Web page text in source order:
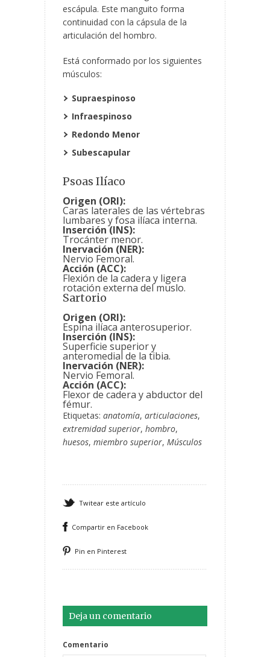
escápula. Este manguito forma
continuidad con la cápsula de la
articulación del hombro.
Está conformado por los siguientes
músculos:
Supraespinoso
Infraespinoso
Redondo Menor
Subescapular
Psoas Ilíaco
Origen (ORI):
Caras laterales de las vértebras
lumbares y fosa ilíaca interna.
Inserción (INS):
Trocánter menor.
Inervación (NER):
Nervio Femoral.
Acción (ACC):
Flexión de la cadera y ligera
rotación externa del muslo.
Sartorio
Origen (ORI):
Espina ilíaca anterosuperior.
Inserción (INS):
Superficie superior y
anteromedial de la tibia.
Inervación (NER):
Nervio Femoral.
Acción (ACC):
Flexor de cadera y abductor del
fémur.
Etiquetas: anatomía, articulaciones,
extremidad superior, hombro,
huesos, miembro superior, Músculos
Twitear este artículo
Compartir en Facebook
Pin en Pinterest
Deja un comentario
Comentario